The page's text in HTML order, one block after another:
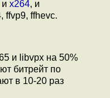
и x264, и
ffvp9, ffhevc.
и libvpx на 50%
битрейт по
в 10-20 раз